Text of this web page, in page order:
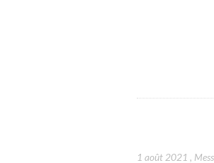
1 août 2021 , Mess